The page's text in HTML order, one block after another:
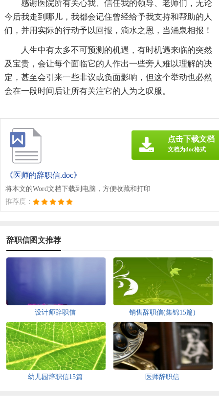
感谢医院所有关心我、信任我的领导、老师们，无论
今后我走到哪儿，我都会记住曾经给予我支持和帮助的人
们，并用实际的行动予以回报，滴水之恩，当涌泉相报！
人生中有太多不可预测的机遇，有时机遇来临的突然
及宝贵，会让每个面临它的人作出一些旁人难以理解的决
定，甚至会引来一些非议或负面影响，但这个举动也必然
会在一段时间后让所有关注它的人为之叹服。
《医师的辞职信.doc》
将本文的Word文档下载到电脑，方便收藏和打印
推荐度：
点击下载文档
文档为doc格式
辞职信图文推荐
设计师辞职信 销售辞职信(集锦15篇)
幼儿园辞职信15篇 医师辞职信